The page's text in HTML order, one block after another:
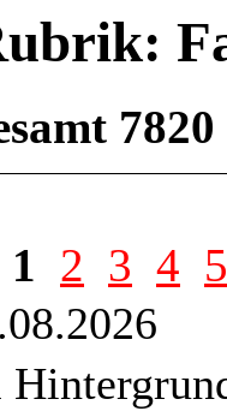
1 2 3 4 5